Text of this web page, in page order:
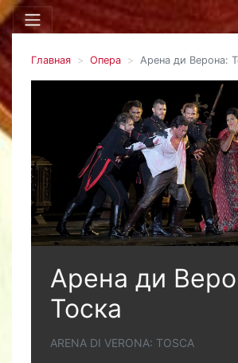
Главная Опера Арена ди Верона:
Арена ди
Тоска
ARENA DI VERONA: TOSCA